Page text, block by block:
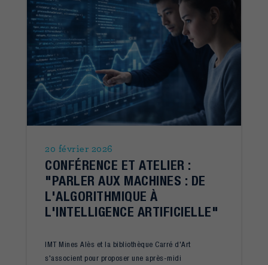
20 février 2026
CONFÉRENCE ET ATELIER :
"PARLER AUX MACHINES : DE
L'ALGORITHMIQUE À
L'INTELLIGENCE ARTIFICIELLE"
IMT Mines Alès et la bibliothèque Carré d'Art
s'associent pour proposer une après-midi